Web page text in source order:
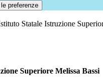
preferenze
Statale Istruzione
Superiore Melissa Bassi